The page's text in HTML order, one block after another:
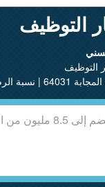
التوظيف
التوظيف
| نسبة الرضا 98.6%